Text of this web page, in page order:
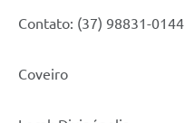
Contato: (37) 98831-0144
Coveiro